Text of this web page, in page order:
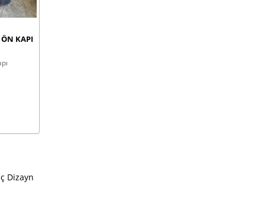
ÖN KAPI
Dizayn